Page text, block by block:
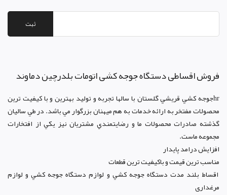
ثبت
فروش اقساطی دستگاه جوجه کشی اتومات بلدرچین دماوند
hrجوجه کشي قريشي گلستان با سالها تجربه و توليد بهترين و با کيفيت ترين
محصولات مفتخر به ارائه خدمات به هم ميهنان بزرگوار مي باشد. در طي ساليان
گذشته صادرات محصولات ما و رضايتمندي مشتريان نيز يکي از افتخارات
مجموعه ماست.
افزايش درامد پايدار
مناسب ترين قيمت و باکيفيت ترين قطعات
اقساط بلند مدت دستگاه جوجه کشي و لوازم دستگاه جوجه کشي و لوازم
مرغداری